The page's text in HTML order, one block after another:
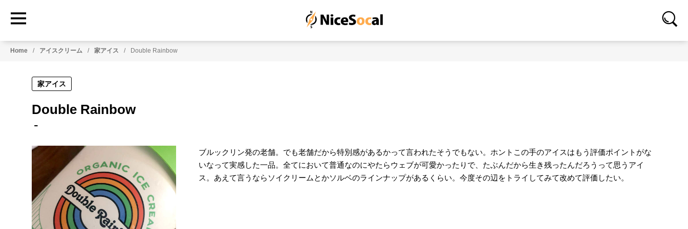
Home アイスクリーム 家アイス Double Rainbow
家アイス
Double Rainbow
ブルックリン発の老舗。でも老舗だから特別感があるかって言われたそうでもない。ホントこの手のアイスはもう評価ポイントがな
いなって実感した一品。全てにおいて普通なのにやたらウェブが可愛かったりで、たぶんだから生き残ったんだろうって思うアイ
ス。あえて言うならソイクリームとかソルベのラインナップがあるくらい。今度その辺をトライしてみて改めて評価したい。